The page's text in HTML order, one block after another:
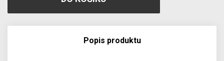
Popis produktu